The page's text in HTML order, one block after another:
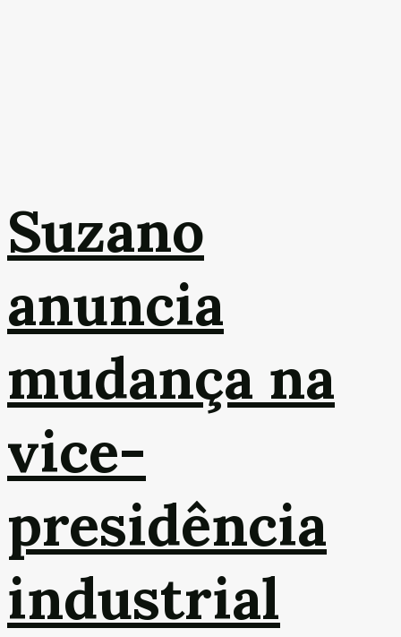
Suzano
anuncia
mudança na
vice-
presidência
industrial